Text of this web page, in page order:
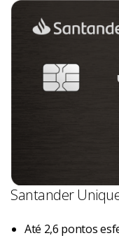
Santander
Até 2,6 pontos